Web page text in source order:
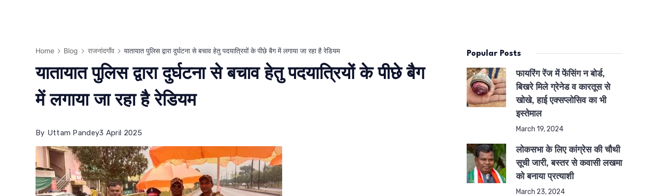
Home Blog राजनांदगाँव यातायात पुलिस द्वारा दुर्घटना से बचाव हेतु पदयात्रियों के पीछे बैग में लगाया जा रहा है रेडियम
यातायात पुलिस द्वारा दुर्घटना से बचाव हेतु पदयात्रियों के पीछे बैग
में लगाया जा रहा है रेडियम
By Uttam Pandey3 April 2025
Popular Posts
फायरिंग रेंज में फेंसिंग न बोर्ड,
बिखरे मिले ग्रेनेड व कारतूस से
खोखे, हाई एक्सप्लोसिव का भी
इस्तेमाल
March 19, 2024
लोकसभा के लिए कांग्रेस की चौथी
सूची जारी, बस्तर से कवासी लखमा
को बनाया प्रत्याशी
March 23, 2024